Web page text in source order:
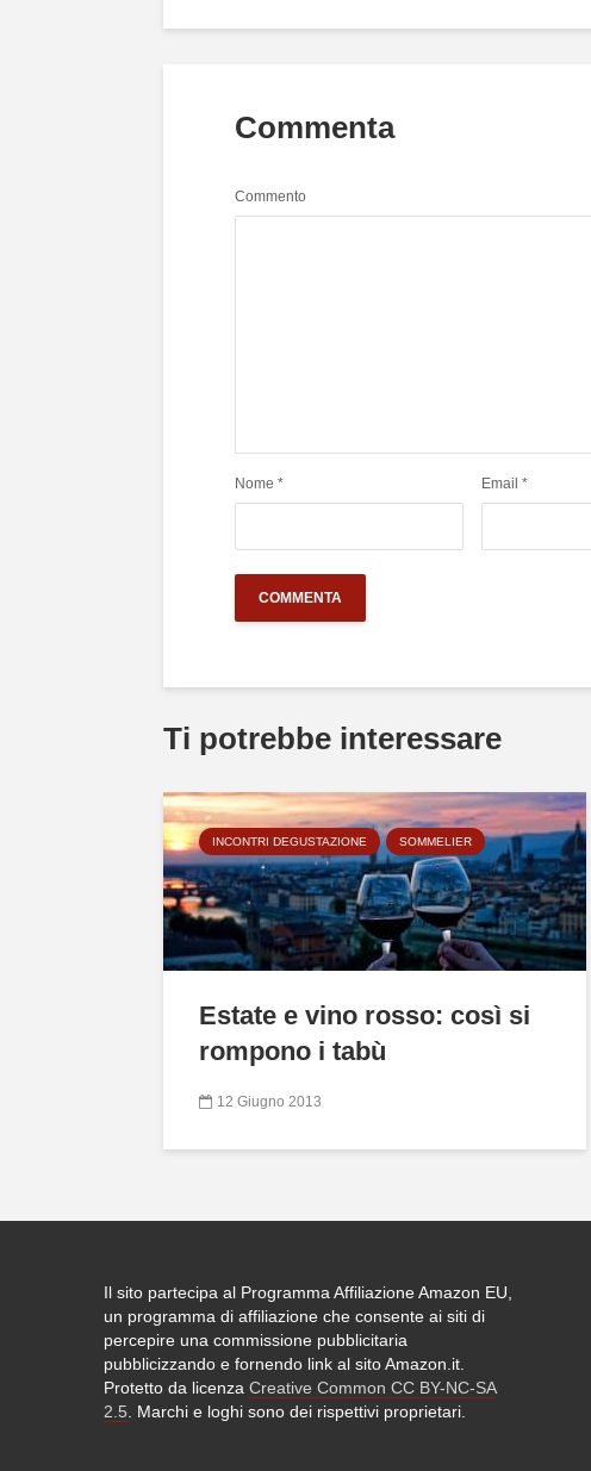
Commenta
Commento
Nome * Email *
Ti potrebbe interessare
INCONTRI DEGUSTAZIONE SOMMELIER
Estate e vino rosso: così si
rompono i tabù
12 Giugno 2013
Il sito partecipa al Programma Affiliazione Amazon EU,
un programma di affiliazione che consente ai siti di
percepire una commissione pubblicitaria
pubblicizzando e fornendo link al sito Amazon.it.
Protetto da licenza Creative Common CC BY-NC-SA
2.5. Marchi e loghi sono dei rispettivi proprietari.